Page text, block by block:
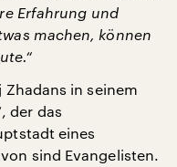
Erfahrung und
machen, können
in seinem
der das
eines
sind Evangelisten.